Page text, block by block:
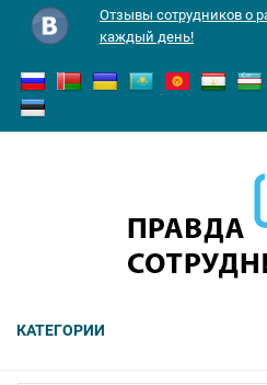
Отзывы сотрудников о
каждый день!
КАТЕГОРИИ